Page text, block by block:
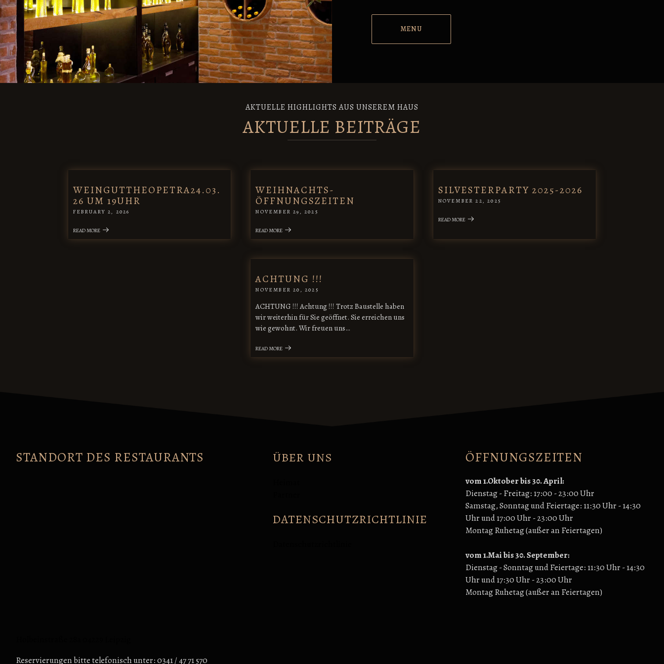
MENU
AKTUELLE HIGHLIGHTS AUS UNSEREM HAUS
AKTUELLE BEITRÄGE
WEINGUTTHEOPETRA24.03.
26 UM 19UHR
FEBRUARY 2, 2026
READ MORE
WEIHNACHTS-
ÖFFNUNGSZEITEN
NOVEMBER 29, 2025
READ MORE
SILVESTERPARTY 2025-2026
NOVEMBER 22, 2025
READ MORE
ACHTUNG !!!
NOVEMBER 20, 2025
ACHTUNG !!! Achtung !!! Trotz Baustelle haben
wir weiterhin für Sie geöffnet. Sie erreichen uns
wie gewohnt. Wir freuen uns…
READ MORE
STANDORT DES RESTAURANTS
Reservierungen bitte telefonisch unter: 0341 / 47 71 570
ÜBER UNS
DATENSCHUTZRICHTLINIE
ÖFFNUNGSZEITEN
vom 1.Oktober bis 30. April:
Dienstag - Freitag: 17:00 - 23:00 Uhr
Samstag, Sonntag und Feiertage: 11:30 Uhr - 14:30
Uhr und 17:00 Uhr - 23:00 Uhr
Montag Ruhetag (außer an Feiertagen)
vom 1.Mai bis 30. September:
Dienstag - Sonntag und Feiertage: 11:30 Uhr - 14:30
Uhr und 17:30 Uhr - 23:00 Uhr
Montag Ruhetag (außer an Feiertagen)